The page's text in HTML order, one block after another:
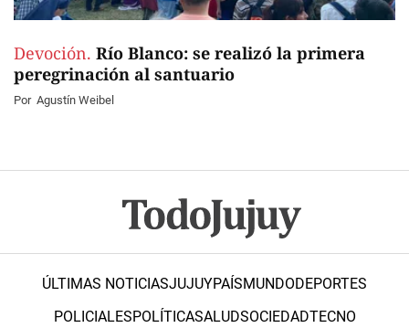
Devoción. Río Blanco: se realizó la primera
peregrinación al santuario
Por Agustín Weibel
ÚLTIMAS NOTICIASJUJUYPAÍSMUNDODEPORTES
POLICIALESPOLÍTICASALUDSOCIEDADTECNO